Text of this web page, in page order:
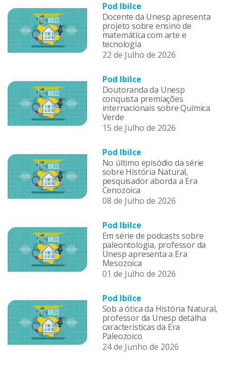
Pod Ibilce
Docente da Unesp apresenta
projeto sobre ensino de
matemática com arte e
tecnologia
22 de Julho de 2026
Pod Ibilce
Doutoranda da Unesp
conquista premiações
internacionais sobre Química
Verde
15 de Julho de 2026
Pod Ibilce
No último episódio da série
sobre História Natural,
pesquisador aborda a Era
Cenozoica
08 de Julho de 2026
Pod Ibilce
Em série de podcasts sobre
paleontologia, professor da
Unesp apresenta a Era
Mesozoica
01 de Julho de 2026
Pod Ibilce
Sob a ótica da História Natural,
professor da Unesp detalha
características da Era
Paleozoico
24 de Junho de 2026